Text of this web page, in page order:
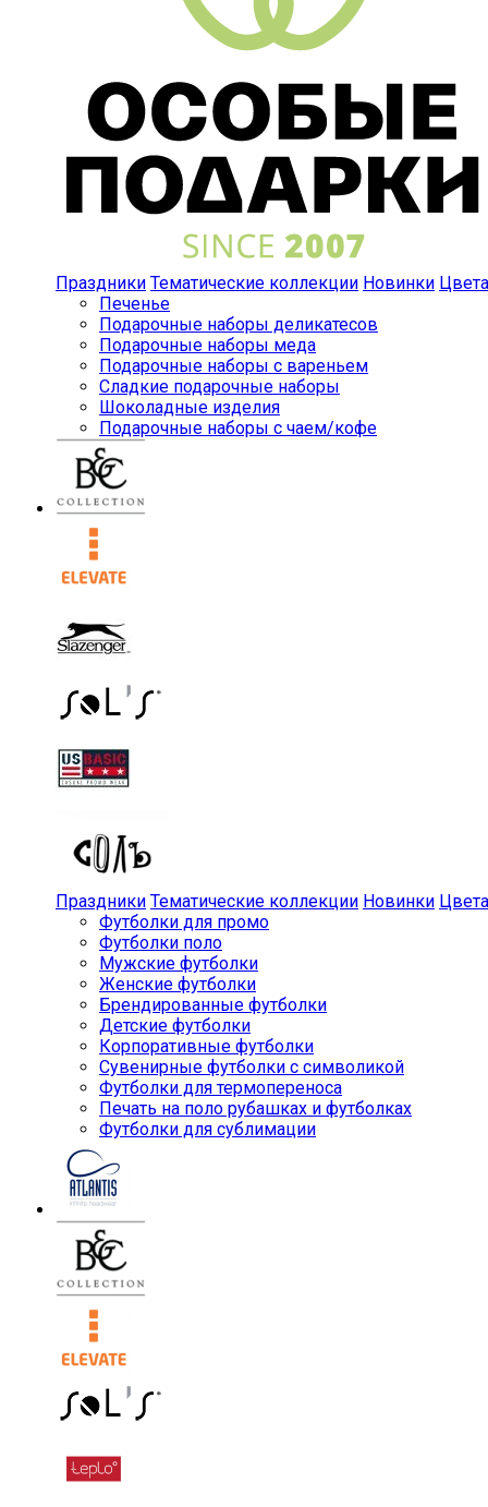
Праздники Тематические коллекции Новинки Цвета
Печенье
Подарочные наборы деликатесов
Подарочные наборы меда
Подарочные наборы с вареньем
Сладкие подарочные наборы
Шоколадные изделия
Подарочные наборы с чаем/кофе
Праздники Тематические коллекции Новинки Цвета
Футболки для промо
Футболки поло
Мужские футболки
Женские футболки
Брендированные футболки
Детские футболки
Корпоративные футболки
Сувенирные футболки с символикой
Футболки для термопереноса
Печать на поло рубашках и футболках
Футболки для сублимации